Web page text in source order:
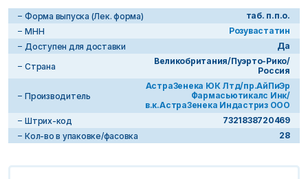
Форма выпуска (Лек. форма)
таб. п.п.о.
МНН
Розувастатин
Доступен для доставки
Да
Страна
Великобритания/Пуэрто-Рико/
Россия
Производитель
АстраЗенека ЮК Лтд/пр.АйПиЭр
Фармасьютикалс Инк/
в.к.АстраЗенека Индастриз ООО
Штрих-код
7321838720469
Кол-во в упаковке/фасовка
28